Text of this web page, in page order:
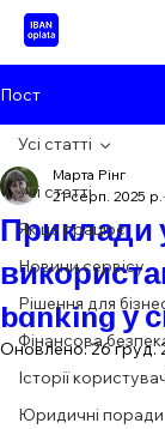
Пост
Усі статті
Як це працює
Новини сервісу
Рішення для
Фінансова
Історії
Юридичні поради
Усі статті
Приклади
banking у
Марта Рінг
21 серп. 2025 р.
Оновлено:26 груд.